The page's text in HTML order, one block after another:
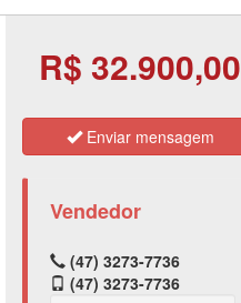
R$ 32.900,00
Enviar mensagem
Vendedor
(47) 3273-7736
(47) 3273-7736